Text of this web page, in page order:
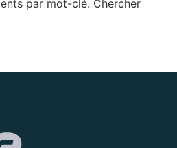
par mot-clé. Chercher